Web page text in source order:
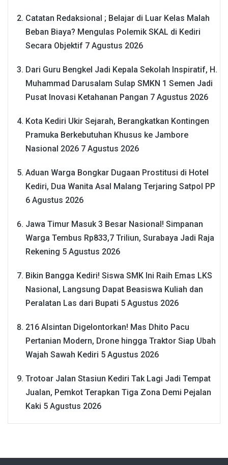
Catatan Redaksional ; Belajar di Luar Kelas Malah
Beban Biaya? Mengulas Polemik SKAL di Kediri
Secara Objektif 7 Agustus 2026
Dari Guru Bengkel Jadi Kepala Sekolah Inspiratif, H.
Muhammad Darusalam Sulap SMKN 1 Semen Jadi
Pusat Inovasi Ketahanan Pangan 7 Agustus 2026
Kota Kediri Ukir Sejarah, Berangkatkan Kontingen
Pramuka Berkebutuhan Khusus ke Jambore
Nasional 2026 7 Agustus 2026
Aduan Warga Bongkar Dugaan Prostitusi di Hotel
Kediri, Dua Wanita Asal Malang Terjaring Satpol PP
6 Agustus 2026
Jawa Timur Masuk 3 Besar Nasional! Simpanan
Warga Tembus Rp833,7 Triliun, Surabaya Jadi Raja
Rekening 5 Agustus 2026
Bikin Bangga Kediri! Siswa SMK Ini Raih Emas LKS
Nasional, Langsung Dapat Beasiswa Kuliah dan
Peralatan Las dari Bupati 5 Agustus 2026
216 Alsintan Digelontorkan! Mas Dhito Pacu
Pertanian Modern, Drone hingga Traktor Siap Ubah
Wajah Sawah Kediri 5 Agustus 2026
Trotoar Jalan Stasiun Kediri Tak Lagi Jadi Tempat
Jualan, Pemkot Terapkan Tiga Zona Demi Pejalan
Kaki 5 Agustus 2026